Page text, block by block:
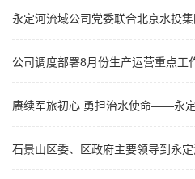
永定河流域公司党委联合北京水投
公司调度部署8月份生产运营重点工
赓续军旅初心 勇担治水使命——永
石景山区委、区政府主要领导到永